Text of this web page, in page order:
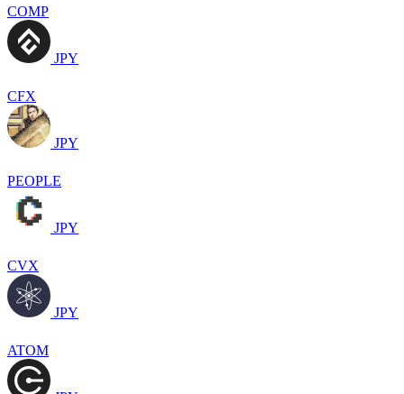
COMP
JPY
CFX
JPY
PEOPLE
JPY
CVX
JPY
ATOM